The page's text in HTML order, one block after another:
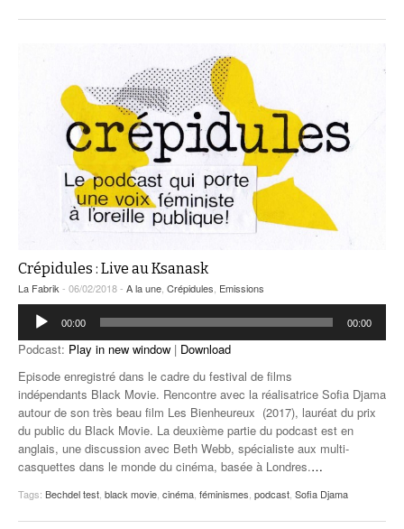
Crépidules : Live au Ksanask
La Fabrik - 06/02/2018 - A la une Crépidules Emissions
Lecteur
audio
00:00 00:00
Podcast: Play in new window | Download
Episode enregistré dans le cadre du festival de films
indépendants Black Movie. Rencontre avec la réalisatrice Sofia Djama
autour de son très beau film Les Bienheureux (2017), lauréat du prix
du public du Black Movie. La deuxième partie du podcast est en
anglais, une discussion avec Beth Webb, spécialiste aux multi-
casquettes dans le monde du cinéma, basée à Londres.…
Tags: Bechdel test black movie cinéma féminismes podcast Sofia Djama